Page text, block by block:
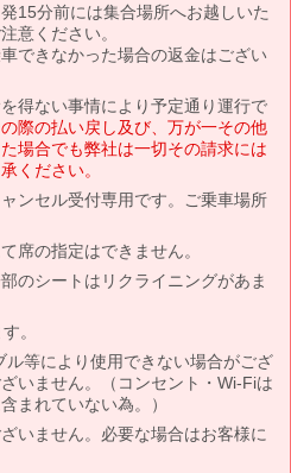
15分前には集合場所へお越しいた
意ください。
できなかった場合の返金はござい
得ない事情により予定通り運行で
際の払い戻し及び、万が一その他
場合でも弊社は一切その請求には
ください。
ンセル受付専用です。ご乗車場所
席の指定はできません。
のシートはリクライニングがあま
。
等により使用できない場合がござ
いません。（コンセント・Wi-Fiは
まれていない為。）
いません。必要な場合はお客様に